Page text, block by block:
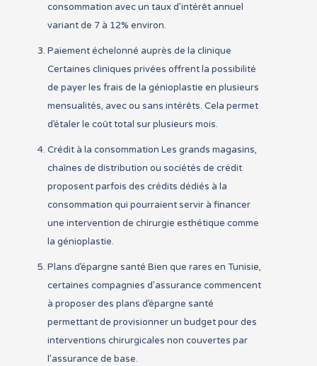
consommation avec un taux d’intérêt annuel
variant de 7 à 12% environ.
Paiement échelonné auprès de la clinique
Certaines cliniques privées offrent la possibilité
de payer les frais de la génioplastie en plusieurs
mensualités, avec ou sans intérêts. Cela permet
d’étaler le coût total sur plusieurs mois.
Crédit à la consommation Les grands magasins,
chaînes de distribution ou sociétés de crédit
proposent parfois des crédits dédiés à la
consommation qui pourraient servir à financer
une intervention de chirurgie esthétique comme
la génioplastie.
Plans d’épargne santé Bien que rares en Tunisie,
certaines compagnies d’assurance commencent
à proposer des plans d’épargne santé
permettant de provisionner un budget pour des
interventions chirurgicales non couvertes par
l’assurance de base.